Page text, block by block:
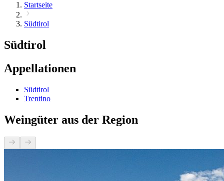
Startseite
Südtirol
Südtirol
Appellationen
Südtirol
Trentino
Weingüter aus der Region